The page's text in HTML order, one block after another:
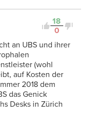
18
0
an UBS und ihrer
(wohl
auf Kosten der
2018 dem
das Genick
Desks in Zürich